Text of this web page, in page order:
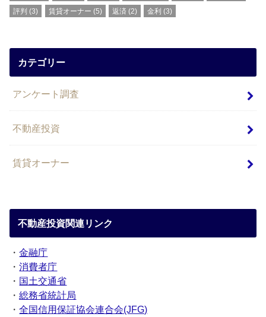
評判 (3) 賃貸オーナー (5) 返済 (2) 金利 (3)
カテゴリー
アンケート調査
不動産投資
賃貸オーナー
不動産投資関連リンク
・金融庁
・消費者庁
・ 国土交通省
・総務省統計局
・全国信用保証協会連合会(JFG)